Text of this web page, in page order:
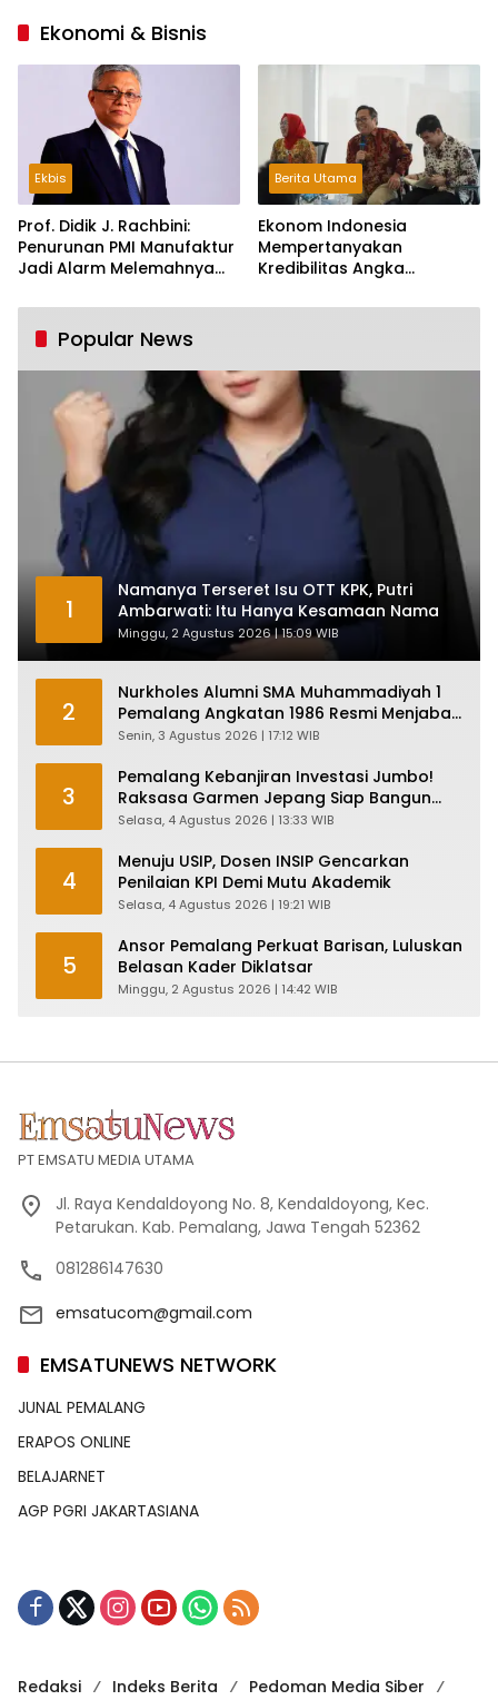
Ekonomi & Bisnis
Ekbis
Prof. Didik J. Rachbini:
Penurunan PMI Manufaktur
Jadi Alarm Melemahnya
Berita Utama
Ekonom Indonesia
Mempertanyakan
Kredibilitas Angka
Tumbuh Tapi Rapuh
Popular News
1
Namanya Terseret Isu OTT KPK, Putri
Ambarwati: Itu Hanya Kesamaan Nama
Minggu, 2 Agustus 2026 | 15:09 WIB
2
Nurkholes Alumni SMA Muhammadiyah 1
Pemalang Angkatan 1986 Resmi Menjabat
Plt Bupati, Inilah Pesan Ketua Asmam 86
Senin, 3 Agustus 2026 | 17:12 WIB
3
Pemalang Kebanjiran Investasi Jumbo!
Raksasa Garmen Jepang Siap Bangun
Pabrik dan Serap Ribuan Tenaga Kerja
Selasa, 4 Agustus 2026 | 13:33 WIB
4
Menuju USIP, Dosen INSIP Gencarkan
Penilaian KPI Demi Mutu Akademik
Selasa, 4 Agustus 2026 | 19:21 WIB
5
Ansor Pemalang Perkuat Barisan, Luluskan
Belasan Kader Diklatsar
Minggu, 2 Agustus 2026 | 14:42 WIB
PT EMSATU MEDIA UTAMA
Jl. Raya Kendaldoyong No. 8, Kendaldoyong, Kec.
Petarukan. Kab. Pemalang, Jawa Tengah 52362
081286147630
emsatucom@gmail.com
EMSATUNEWS NETWORK
JUNAL PEMALANG
ERAPOS ONLINE
BELAJARNET
AGP PGRI JAKARTASIANA
Redaksi Indeks Berita Pedoman Media Siber